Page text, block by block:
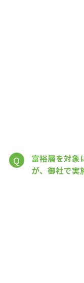
Q
富裕層を対象
が、御社で実